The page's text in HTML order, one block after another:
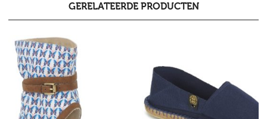
GERELATEERDE PRODUCTEN